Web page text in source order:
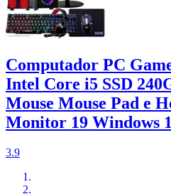
Computador PC
Intel Core i5 SSD
Mouse Mouse Pad e
Monitor 19 Windows
3.9